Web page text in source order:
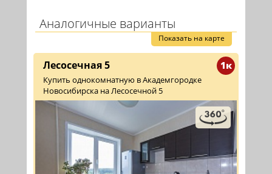
Аналогичные варианты
Показать на карте
1к
Лесосечная 5
Купить однокомнатную в Академгородке
Новосибирска на Лесосечной 5